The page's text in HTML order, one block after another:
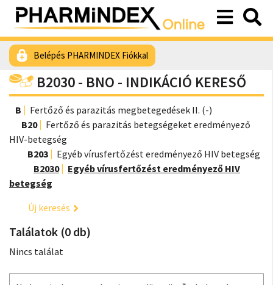
Belépés PHARMINDEX Fiókkal
B2030 - BNO - INDIKÁCIÓ KERESŐ
B
Fertőző és parazitás megbetegedések II. (-)
B20
Fertőző és parazitás betegségeket eredményező
HIV-betegség
B203
Egyéb vírusfertőzést eredményező HIV betegség
B2030
Egyéb vírusfertőzést eredményező HIV
betegség
Új keresés
Találatok (0 db)
Nincs találat